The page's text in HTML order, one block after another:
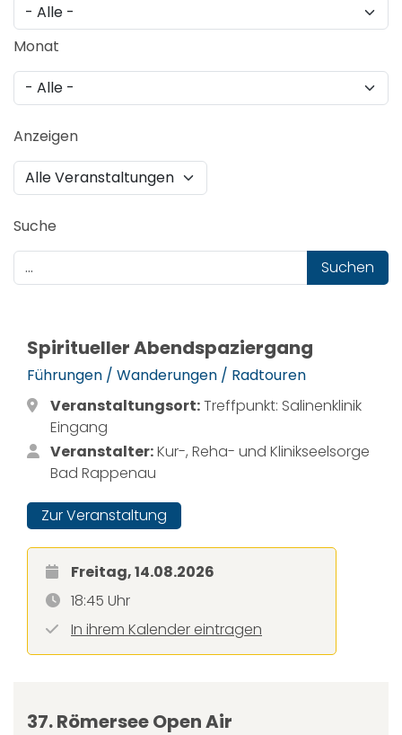
Monat
Anzeigen
Suche
Suchen
Spiritueller Abendspaziergang
Führungen / Wanderungen / Radtouren
Veranstaltungsort:Treffpunkt: Salinenklinik
Eingang
Veranstalter:Kur-, Reha- und Klinikseelsorge
Bad Rappenau
Zur Veranstaltung
Freitag, 14.08.2026
18:45 Uhr
In ihrem Kalender eintragen
37. Römersee Open Air